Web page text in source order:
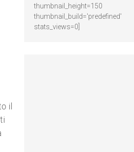
il
thumbnail_height=150
thumbnail_build='predefined'
stats_views=0]